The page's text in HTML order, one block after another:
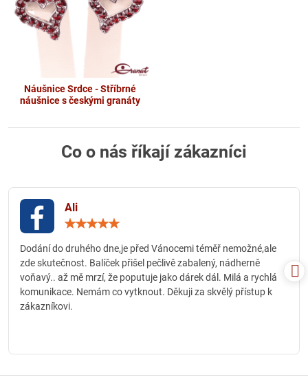
Náušnice Srdce - Stříbrné
náušnice s českými granáty
Co o nás říkají zákazníci
Ali
5
Dodání do druhého dne,je před Vánocemi téměř nemožné,ale
zde skutečnost. Balíček přišel pečlivě zabalený, nádherně
voňavý.. až mě mrzí, že poputuje jako dárek dál. Milá a rychlá
komunikace. Nemám co vytknout. Děkuji za skvělý přístup k
zákazníkovi.